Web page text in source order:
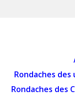
Rondaches
Rondaches des